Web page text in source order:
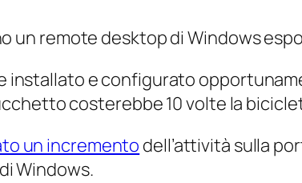
un remote desktop di Windows
installato e configurato
costerebbe 10 volte la
un incremento dell’attività sulla
Windows.